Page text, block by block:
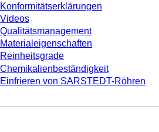
Konformitätserklärungen
Videos
Qualitätsmanagement
Materialeigenschaften
Reinheitsgrade
Chemikalienbeständigkeit
Einfrieren von SARSTEDT-Röhren